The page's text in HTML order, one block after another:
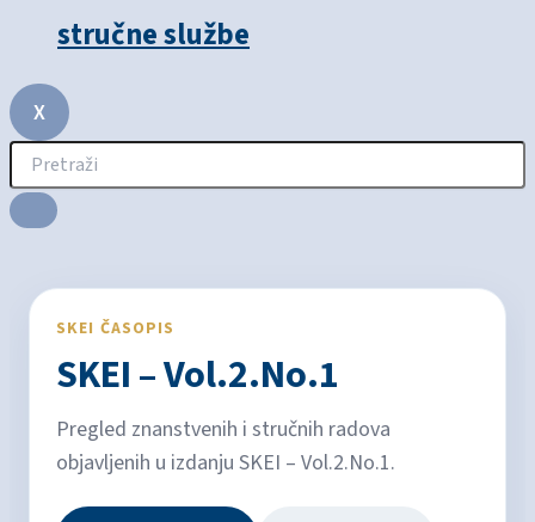
stručne službe
X
SKEI ČASOPIS
SKEI – Vol.2.No.1
Pregled znanstvenih i stručnih radova
objavljenih u izdanju SKEI – Vol.2.No.1.